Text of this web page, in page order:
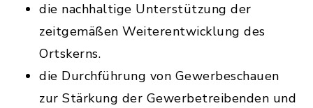
die nachhaltige Unterstützung der
zeitgemäßen Weiterentwicklung des
Ortskerns.
die Durchführung von Gewerbeschauen
zur Stärkung der Gewerbetreibenden und